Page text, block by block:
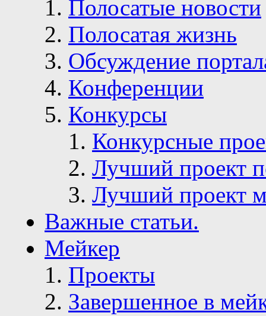
Полосатые новости
Полосатая жизнь
Обсуждение
Конференции
Конкурсы
Конкурсные
Лучший проект
Лучший проект
Важные статьи.
Мейкер
Проекты
Завершенное в